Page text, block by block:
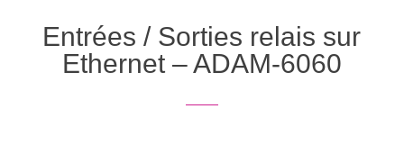
Entrées / Sorties relais sur
Ethernet – ADAM-6060